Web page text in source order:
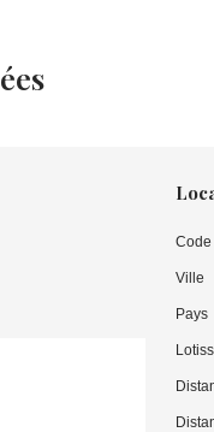
Code
Ville
Pays